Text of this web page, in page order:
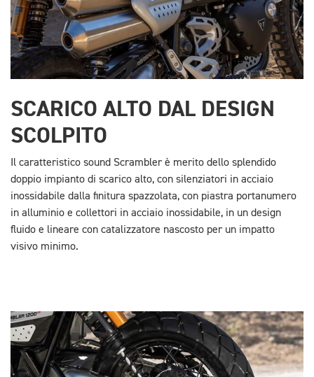
SCARICO ALTO DAL DESIGN
SCOLPITO
Il caratteristico sound Scrambler è merito dello splendido
doppio impianto di scarico alto, con silenziatori in acciaio
inossidabile dalla finitura spazzolata, con piastra portanumero
in alluminio e collettori in acciaio inossidabile, in un design
fluido e lineare con catalizzatore nascosto per un impatto
visivo minimo.